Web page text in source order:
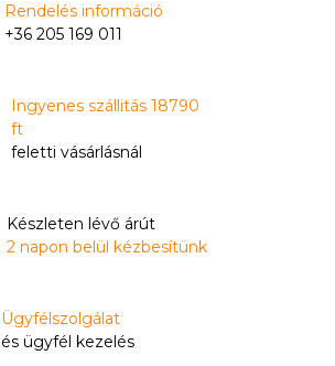
Rendelés információ
+36 205 169 011
Ingyenes szállitás 18790
ft
feletti vásárlásnál
Készleten lévő árút
2 napon belül kézbesítünk
Ügyfélszolgálat
és ügyfél kezelés